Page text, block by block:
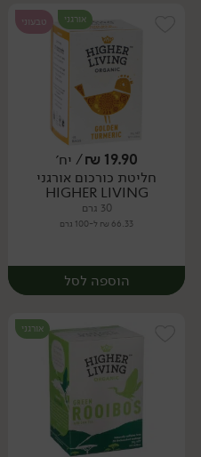
יח׳
אורגני טבעוני
19.90
₪/ יח׳
חליטת כורכום אורגני
HIGHER LIVING
30 גרם
66.33 ₪ ל-100 גרם
הוספה לסל
אורגני